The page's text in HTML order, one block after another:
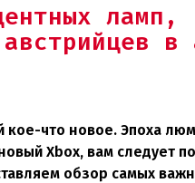
в
кое-что новое. Эпоха
Xbox, вам следует
обзор самых